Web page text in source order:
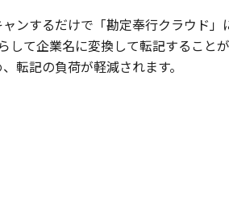
ンするだけで「勘定奉行クラウド」
して企業名に変換して転記すること
転記の負荷が軽減されます。